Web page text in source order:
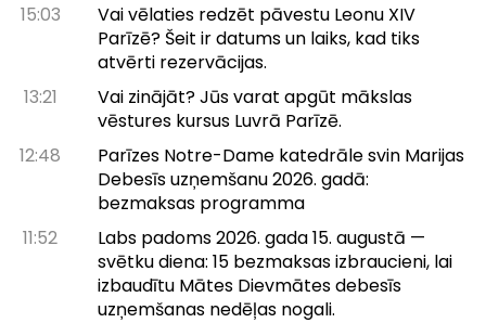
15:03
Vai vēlaties redzēt pāvestu Leonu XIV
Parīzē? Šeit ir datums un laiks, kad tiks
atvērti rezervācijas.
13:21
Vai zinājāt? Jūs varat apgūt mākslas
vēstures kursus Luvrā Parīzē.
12:48
Parīzes Notre-Dame katedrāle svin Marijas
Debesīs uzņemšanu 2026. gadā:
bezmaksas programma
11:52
Labs padoms 2026. gada 15. augustā —
svētku diena: 15 bezmaksas izbraucieni, lai
izbaudītu Mātes Dievmātes debesīs
uzņemšanas nedēļas nogali.